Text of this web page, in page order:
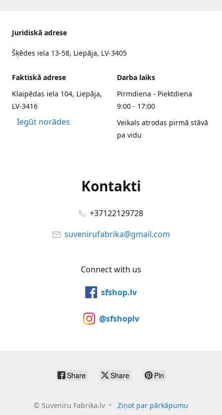
Juridiskā adrese
Šķēdes iela 13-58, Liepāja, LV-3405
Faktiskā adrese
Klaipēdas iela 104, Liepāja,
LV-3416
Iegūt norādes
Darba laiks
Pirmdiena - Piektdiena
9:00 - 17:00
Veikals atrodas pirmā stāvā
pa vidu
Kontakti
+37122129728
suvenirufabrika@gmail.com
Connect with us
sfshop.lv
@sfshoplv
Share Share Pin
© Suveniru Fabrika.lv Ziņot par pārkāpumu